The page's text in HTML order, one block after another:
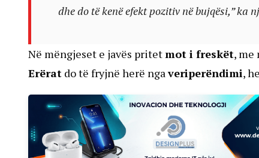
dhe do të kenë efekt pozitiv në bujqësi,” ka
Në mëngjeset e javës pritetmot i freskët, me
Erërat do të fryjnë herë ngaveriperëndimi,